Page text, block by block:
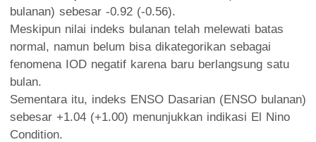
bulanan) sebesar -0.92 (-0.56).
Meskipun nilai indeks bulanan telah melewati batas
normal, namun belum bisa dikategorikan sebagai
fenomena IOD negatif karena baru berlangsung satu
bulan.
Sementara itu, indeks ENSO Dasarian (ENSO bulanan)
sebesar +1.04 (+1.00) menunjukkan indikasi El Nino
Condition.